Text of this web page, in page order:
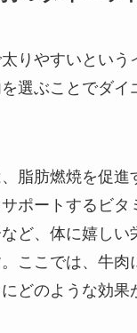
りやすいという
選ぶことでダイ
脂肪燃焼を促進
ポートするビタ
ど、体に嬉しい
ここでは、牛肉
どのような効果